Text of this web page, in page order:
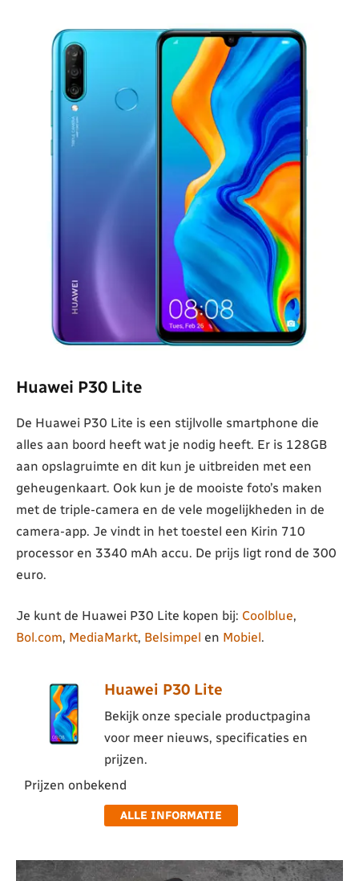
Huawei P30 Lite
De Huawei P30 Lite is een stijlvolle smartphone die
alles aan boord heeft wat je nodig heeft. Er is 128GB
aan opslagruimte en dit kun je uitbreiden met een
geheugenkaart. Ook kun je de mooiste foto’s maken
met de triple-camera en de vele mogelijkheden in de
camera-app. Je vindt in het toestel een Kirin 710
processor en 3340 mAh accu. De prijs ligt rond de 300
euro.
Je kunt de Huawei P30 Lite kopen bij: Coolblue,
Bol.com, MediaMarkt, Belsimpel en Mobiel.
Huawei P30 Lite
Bekijk onze speciale productpagina
voor meer nieuws, specificaties en
prijzen.
Prijzen onbekend
ALLE INFORMATIE